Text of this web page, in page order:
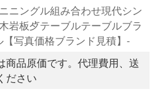
ニングル組み合わせ現代シン
岩板歺テーブルテーブルブラ
写真価格ブランド見積】-
商品原価です。代理費用、送
ださい